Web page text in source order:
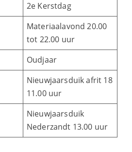
2e Kerstdag
Materiaalavond 20.00
tot 22.00 uur
Oudjaar
Nieuwjaarsduik afrit 18
11.00 uur
Nieuwjaarsduik
Nederzandt 13.00 uur